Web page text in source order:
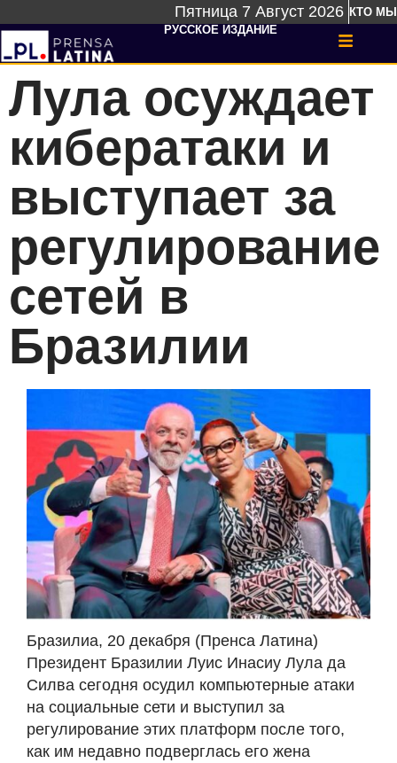
Пятница 7 Август 2026 КТО МЫ
РУССКОЕ ИЗДАНИЕ
Лула осуждает
кибератаки и
выступает за
регулирование
сетей в
Бразилии
Бразилиа, 20 декабря (Пренса Латина)
Президент Бразилии Луис Инасиу Лула да
Силва сегодня осудил компьютерные атаки
на социальные сети и выступил за
регулирование этих платформ после того,
как им недавно подверглась его жена